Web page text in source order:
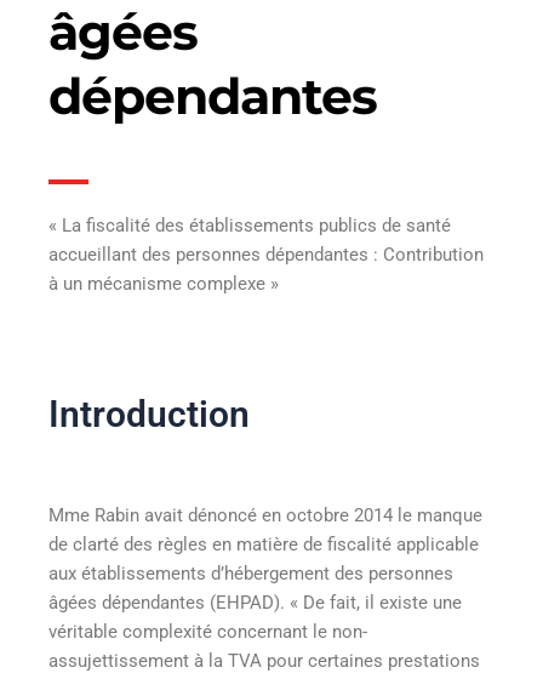
âgées
dépendantes
« La fiscalité des établissements publics de santé
accueillant des personnes dépendantes : Contribution
à un mécanisme complexe »
Introduction
Mme Rabin avait dénoncé en octobre 2014 le manque
de clarté des règles en matière de fiscalité applicable
aux établissements d’hébergement des personnes
âgées dépendantes (EHPAD). « De fait, il existe une
véritable complexité concernant le non-
assujettissement à la TVA pour certaines prestations